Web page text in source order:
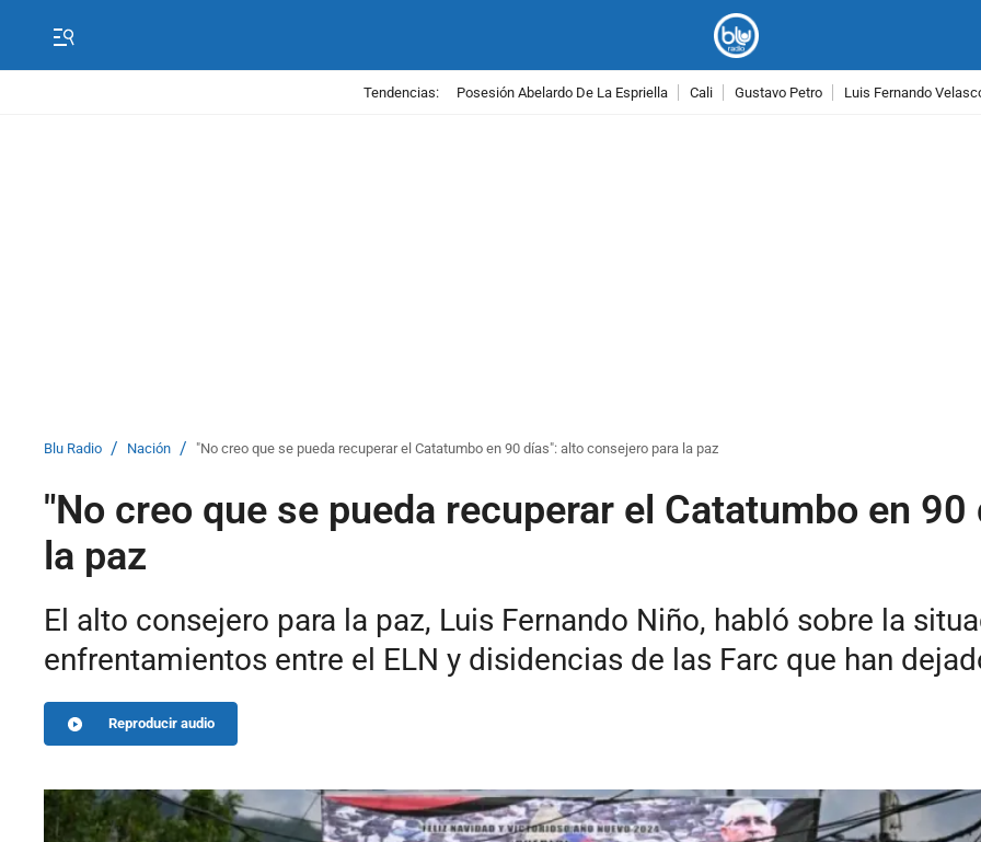
Tendencias: Posesión Abelardo De La Espriella Cali Gustavo Petro Luis Fernando
Blu Radio / Nación / "No creo que se pueda recuperar el Catatumbo en 90 días": alto consejero para la paz
"No creo que se pueda recuperar el Catatumbo en
la paz
El alto consejero para la paz, Luis Fernando Niño, habló sobre la
enfrentamientos entre el ELN y disidencias de las Farc que han
Reproducir audio